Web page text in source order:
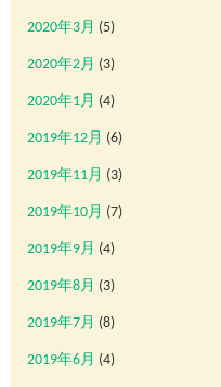
2020年3月 (5)
2020年2月 (3)
2020年1月 (4)
2019年12月 (6)
2019年11月 (3)
2019年10月 (7)
2019年9月 (4)
2019年8月 (3)
2019年7月 (8)
2019年6月 (4)